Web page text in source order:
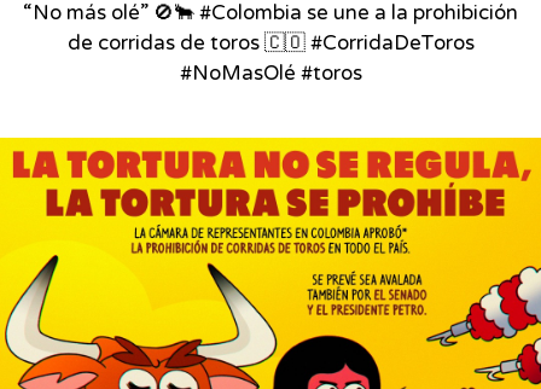
“No más olé” 🚫🐂 #Colombia se une a la prohibición
de corridas de toros 🇨🇴 #CorridaDeToros
#NoMasOlé #toros